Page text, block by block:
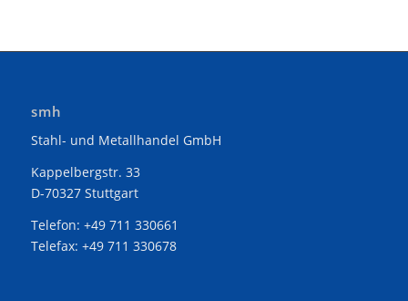
smh
Stahl- und Metallhandel GmbH
Kappelbergstr. 33
D-70327 Stuttgart
Telefon: +49 711 330661
Telefax: +49 711 330678